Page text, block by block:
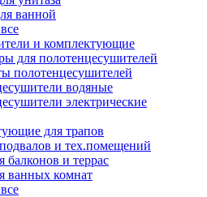
ванной
и комплектующие
для полотенцесушителей
полотенцесушителей
водяные
электрические
для трапов
и тех.помещений
балконов и террас
ванных комнат